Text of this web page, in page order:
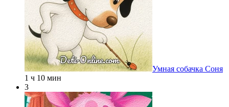
Умная собачка Соня
1 ч 10 мин
3